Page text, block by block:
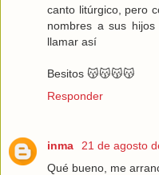
canto litúrgico, pero
nombres a sus
llamar así
Besitos 😽😽😽😽
Responder
inma
21 de agosto
Qué bueno, me